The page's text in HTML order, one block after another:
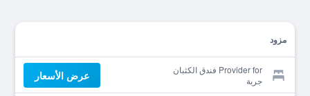
مزود
Provider for فندق الكثبان
جربة
عرض الأسعار